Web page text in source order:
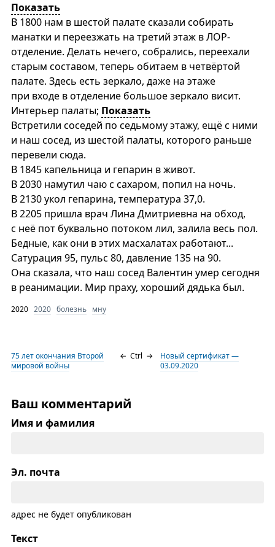
Показать
В 1800 нам в шестой палате сказали собирать
манатки и переезжать на третий этаж в ЛОР-
отделение. Делать нечего, собрались, переехали
старым составом, теперь обитаем в четвёртой
палате. Здесь есть зеркало, даже на этаже
при входе в отделение большое зеркало висит.
Интерьер палаты; Показать
Встретили соседей по седьмому этажу, ещё с ними
и наш сосед, из шестой палаты, которого раньше
перевели сюда.
В 1845 капельница и гепарин в живот.
В 2030 намутил чаю с сахаром, попил на ночь.
В 2130 укол гепарина, температура 37,0.
В 2205 пришла врач Лина Дмитриевна на обход,
с неё пот буквально потоком лил, залила весь пол.
Бедные, как они в этих масхалатах работают...
Сатурация 95, пульс 80, давление 135 на 90.
Она сказала, что наш сосед Валентин умер сегодня
в реанимации. Мир праху, хороший дядька был.
2020 2020 болезнь мну
75 лет окончания Второй
мировой войны
← Ctrl →
Новый сертификат —
03.09.2020
Ваш комментарий
Имя и фамилия
Эл. почта
адрес не будет опубликован
Текст